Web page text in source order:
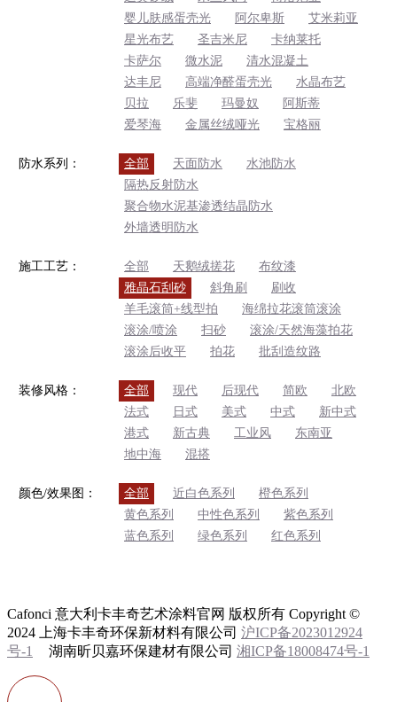
婴儿肤感蛋壳光
阿尔卑斯
艾米莉亚
星光布艺
圣吉米尼
卡纳莱托
卡萨尔
微水泥
清水混凝土
达丰尼
高端净醛蛋壳光
水晶布艺
贝拉
乐斐 玛曼奴
阿斯蒂
爱琴海
金属丝绒哑光 宝格丽
防水系列： 全部 天面防水
水池防水
隔热反射防水
聚合物水泥基渗透结晶防水
外墙透明防水
施工工艺： 全部 天鹅绒搓花
布纹漆
雅晶石刮砂
斜角刷
刷收
羊毛滚筒+线型拍
海绵拉花滚筒滚涂
滚涂/喷涂
扫砂
滚涂/天然海藻拍花
滚涂后收平
拍花 批刮造纹路
装修风格： 全部 现代 后现代 简欧
北欧
法式
日式 美式 中式
新中式
港式
新古典 工业风
东南亚
地中海
混搭
颜色/效果图： 全部 近白色系列
橙色系列
黄色系列
中性色系列
紫色系列
蓝色系列
绿色系列 红色系列
Cafonci 意大利卡丰奇艺术涂料官网 版权所有 Copyright ©
2024 上海卡丰奇环保新材料有限公司 沪ICP备2023012924
号-1
湖南昕贝嘉环保建材有限公司 湘ICP备18008474号-1